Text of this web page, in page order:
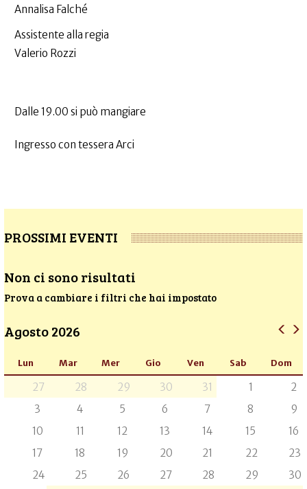
Annalisa Falché
Assistente alla regia
Valerio Rozzi
Dalle 19.00 si può mangiare
Ingresso con tessera Arci
PROSSIMI EVENTI
Non ci sono risultati
Prova a cambiare i filtri che hai impostato
Agosto 2026
Lun Mar Mer Gio Ven Sab Dom
27 28 29 30 31 1
2
3
4 5 6 7 8
9
10
11 12 13 14 15
16
17
18 19 20 21 22
23
24
25 26 27 28 29
30